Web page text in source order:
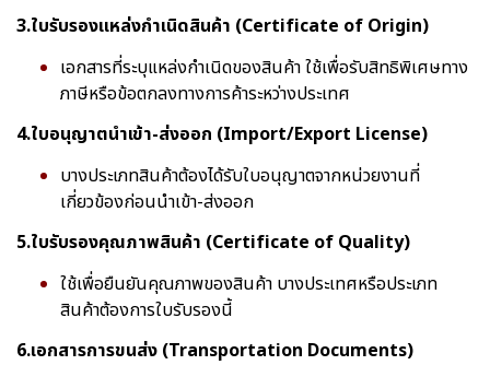
3.ใบรับรองแหล่งกำเนิดสินค้า (Certificate of Origin)
เอกสารที่ระบุแหล่งกำเนิดของสินค้า ใช้เพื่อรับสิทธิพิเศษทาง
ภาษีหรือข้อตกลงทางการค้าระหว่างประเทศ
4.ใบอนุญาตนำเข้า-ส่งออก (Import/Export License)
บางประเภทสินค้าต้องได้รับใบอนุญาตจากหน่วยงานที่
เกี่ยวข้องก่อนนำเข้า-ส่งออก
5.ใบรับรองคุณภาพสินค้า (Certificate of Quality)
ใช้เพื่อยืนยันคุณภาพของสินค้า บางประเทศหรือประเภท
สินค้าต้องการใบรับรองนี้
6.เอกสารการขนส่ง (Transportation Documents)